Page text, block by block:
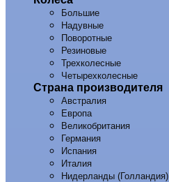
Большие
Надувные
Поворотные
Резиновые
Трехколесные
Четырехколесные
Страна производителя
Австралия
Европа
Великобритания
Германия
Испания
Италия
Нидерланды (Голландия)